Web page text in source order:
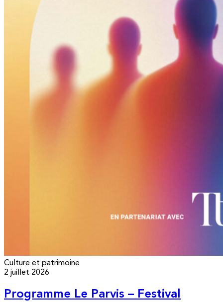
Culture et patrimoine
2 juillet 2026
Programme Le Parvis – Festival